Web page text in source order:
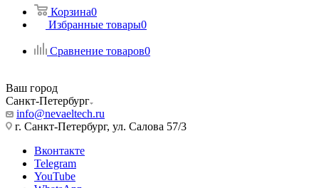
Корзина0
Избранные товары0
Сравнение товаров0
Ваш город
Санкт-Петербург
info@nevaeltech.ru
г. Санкт-Петербург, ул. Салова 57/3
Вконтакте
Telegram
YouTube